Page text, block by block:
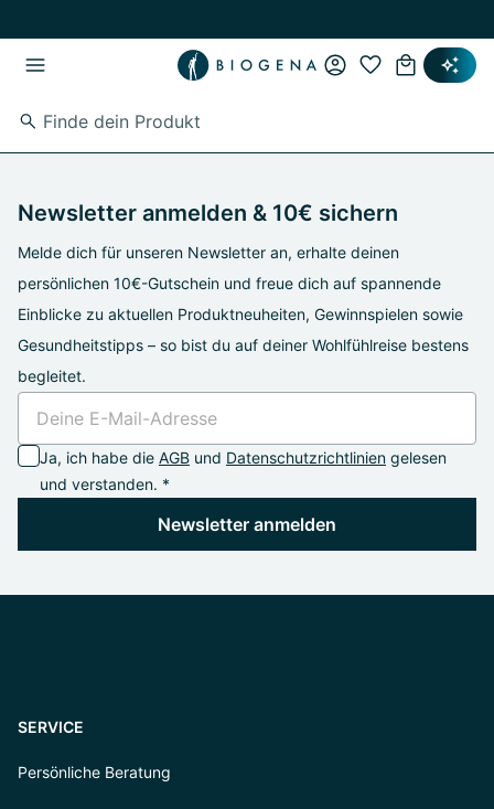
Newsletter anmelden & 10€ sichern
Melde dich für unseren Newsletter an, erhalte deinen
persönlichen 10€-Gutschein und freue dich auf spannende
Einblicke zu aktuellen Produktneuheiten, Gewinnspielen sowie
Gesundheitstipps – so bist du auf deiner Wohlfühlreise bestens
begleitet.
Ja, ich habe die AGB und Datenschutzrichtlinien gelesen
und verstanden. *
Newsletter anmelden
SERVICE
Persönliche Beratung